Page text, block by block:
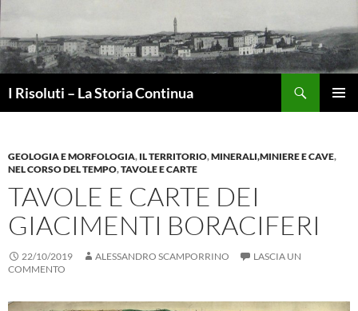
Vai
contenuto
I Risoluti – La Storia Continua
GEOLOGIA E MORFOLOGIA, IL TERRITORIO,MINERALI,MINIERE E CAVE,
NEL CORSO DEL TEMPO,TAVOLE E CARTE
TAVOLE E CARTE DEI
GIACIMENTI BORACIFERI
22/10/2019 ALESSANDRO SCAMPORRINO
LASCIA UN
COMMENTO